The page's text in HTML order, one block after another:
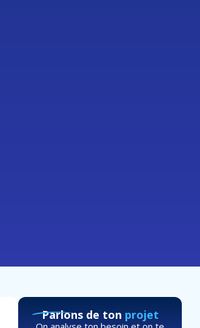
Parlons de ton projet